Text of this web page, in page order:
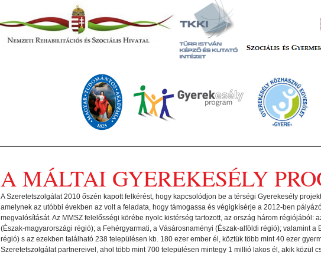
A MÁLTAI GYEREKESÉLY
A Szeretetszolgálat 2010 őszén kapott felkérést, hogy kapcsolódjon be a térségi Gyerekesély
amelynek az utóbbi években az volt a feladata, hogy támogassa és végigkísérje a 2012-ben
megvalósítását. Az MMSZ felelősségi körébe nyolc kistérség tartozott, az ország három régiójából:
(Észak-magyarországi régió); a Fehérgyarmati, a Vásárosnaményi (Észak-alföldi régió); valamint a
régió) s az ezekben található 238 településen kb. 180 ezer ember él, köztük több mint 40 ezer
Szeretetszolgálat partnereivel, ahol több mint 700 településen mintegy 1 millió lakos él, akik közül